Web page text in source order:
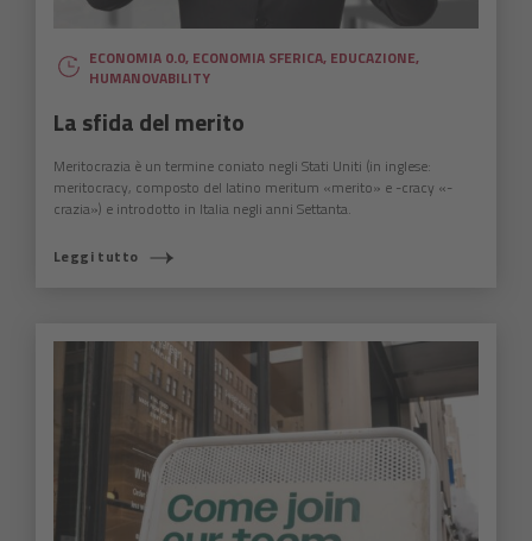
ECONOMIA 0.0, ECONOMIA SFERICA, EDUCAZIONE,
HUMANOVABILITY
La sfida del merito
Meritocrazia è un termine coniato negli Stati Uniti (in inglese:
meritocracy, composto del latino meritum «merito» e -cracy «-
crazia») e introdotto in Italia negli anni Settanta.
Leggi tutto